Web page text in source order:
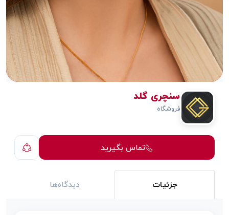
سنچری گلد
فروشگاه
تماس بگیرید
جزئیات دیدگاه‌ها